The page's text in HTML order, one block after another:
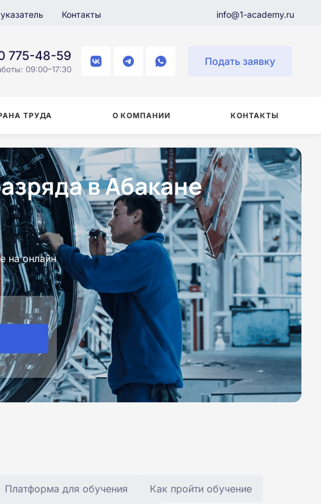
Контакты info@1-academy.ru
775-48-59
09:00–17:30
Подать заявку
ТРУДА О КОМПАНИИ КОНТАКТЫ
в Абакане
на онлайн
Платформа для обучения Как пройти обучение